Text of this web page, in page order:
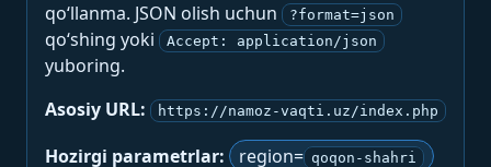
qo‘llanma. JSON olish uchun
?format=json
qo‘shing yoki Accept: application/json
yuboring.
Asosiy URL:
https://namoz-vaqti.uz/index.php
Hozirgi parametrlar: region= qoqon-shahri